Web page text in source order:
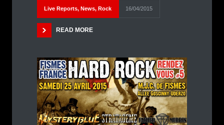
Live Reports, News, Rock 16/04/2015
READ MORE